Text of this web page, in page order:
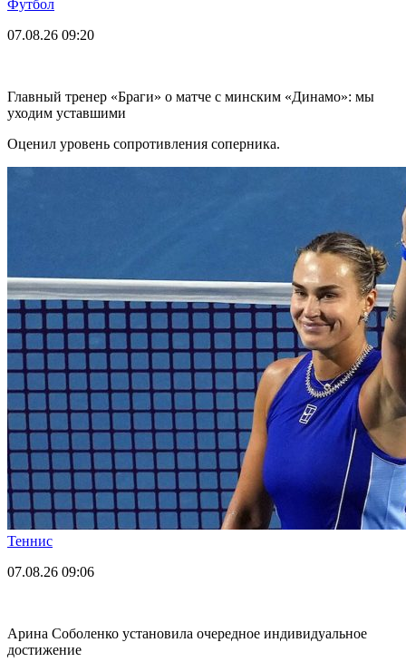
Футбол
07.08.26 09:20
Главный тренер «Браги» о матче с минским «Динамо»: мы
уходим уставшими
Оценил уровень сопротивления соперника.
Теннис
07.08.26 09:06
Арина Соболенко установила очередное индивидуальное
достижение